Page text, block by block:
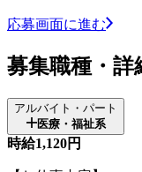
応募画面に進む
募集職種・詳
アルバイト・パート
医療・福祉系
時給1,120円